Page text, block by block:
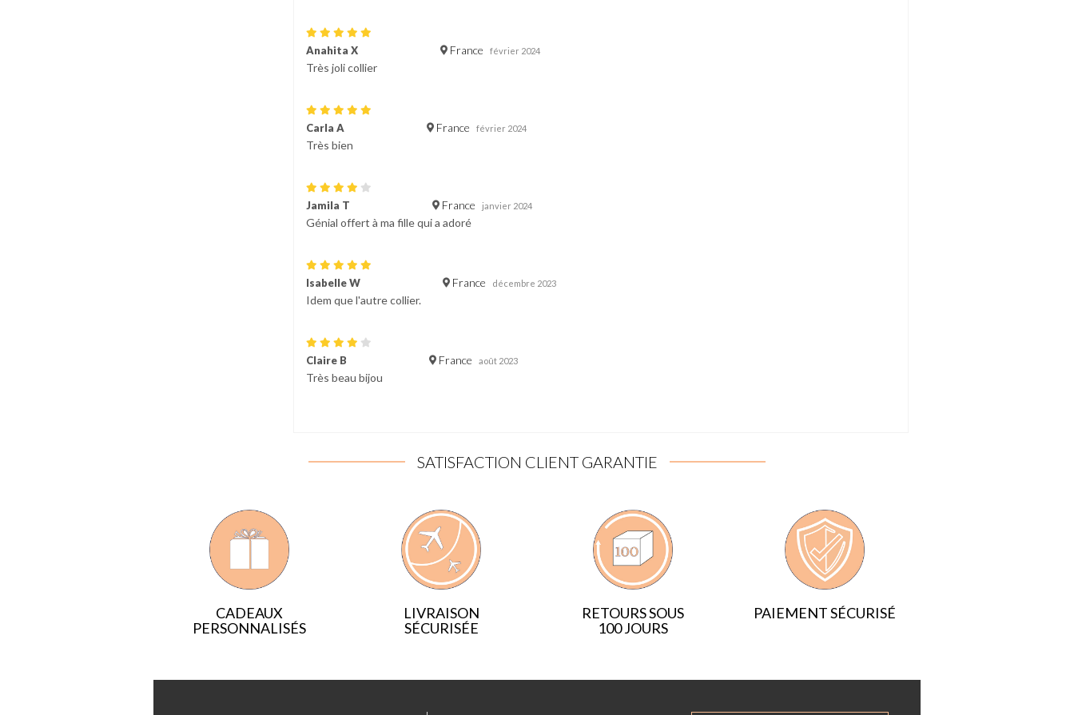
Anahita X France février 2024
Très joli collier
Carla A France février 2024
Très bien
Jamila T France janvier 2024
Génial offert à ma fille qui a adoré
Isabelle W France décembre 2023
Idem que l'autre collier.
Claire B France août 2023
Très beau bijou
SATISFACTION CLIENT GARANTIE
RETOURS SOUS
100 JOURS
PAIEMENT SÉCURISÉ
CADEAUX
PERSONNALISÉS
LIVRAISON
SÉCURISÉE